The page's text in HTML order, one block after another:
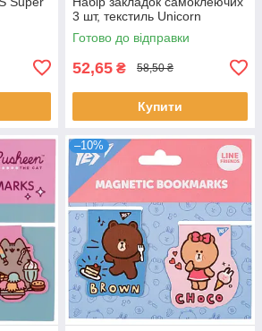
3 шт, текстиль Unicorn
Готово до відправки
52,65 ₴ 58,50 ₴
Купити
–10%